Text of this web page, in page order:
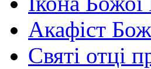
Акафіст
Святі отці